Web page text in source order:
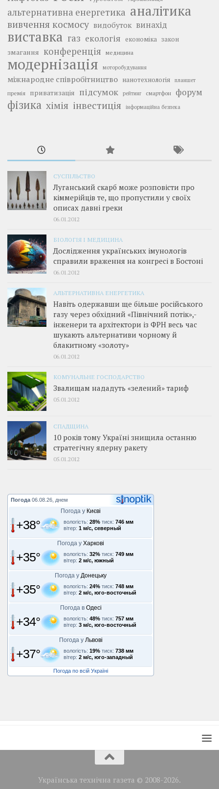
альтернативна енергетика аналітика
вивчення космосу видобуток винахід
виставка газ екологія економіка закон
змагання конференція медицина
модернізація моторобудування
міжнародне співробітництво нанотехнологія планшет
премія приватизація підсумок рейтинг смартфон форум
фізика хімія інвестиція інформаційна безпека
СУСПІЛЬСТВО
Луганський скарб може розповісти про
кіммерійців те, що пропустили у своїх
описах давні греки
06.01.2012
БІОЛОГІЯ І МЕДИЦИНА
Дослідження українських імунологів
справили враження на конгресі в Бостоні
06.01.2012
АЛЬТЕРНАТИВНА ЕНЕРГЕТИКА
Навіть одержавши ще більше російського
газу через обхідний «Північний потік»,­
інженери та архітектори із ФРН весь час
шукають альтернативи чорному й
блакитному «золоту»
06.01.2012
КОМУНАЛЬНЕ ГОСПОДАРСТВО
Звалищам нададуть «зелений» тариф
05.01.2012
СПАДЩИНА
10 років тому Україні знищила останню
стратегічну ядерну ракету
05.01.2012
Погода 06.08.26, днем
Погода у Києві
+38° вологість: 28% тиск: 746 мм
вітер: 1 м/с, северный
Погода у Харкові
+35° вологість: 32% тиск: 749 мм
вітер: 2 м/с, южный
Погода у Донецьку
+35° вологість: 24% тиск: 748 мм
вітер: 2 м/с, юго-восточный
Погода в Одесі
+34° вологість: 48% тиск: 757 мм
вітер: 3 м/с, юго-восточный
Погода у Львові
+37° вологість: 19% тиск: 738 мм
вітер: 2 м/с, юго-западный
Погода по всій Україні
Українська технічна газета © 2008-2026.